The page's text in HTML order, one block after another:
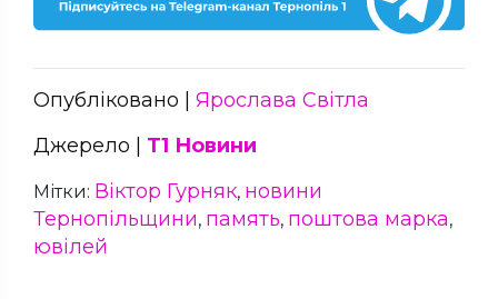
Опубліковано | Ярослава Світла
Джерело | Т1 Новини
Мітки: Віктор Гурняк, новини
Тернопільщини, память, поштова марка,
ювілей